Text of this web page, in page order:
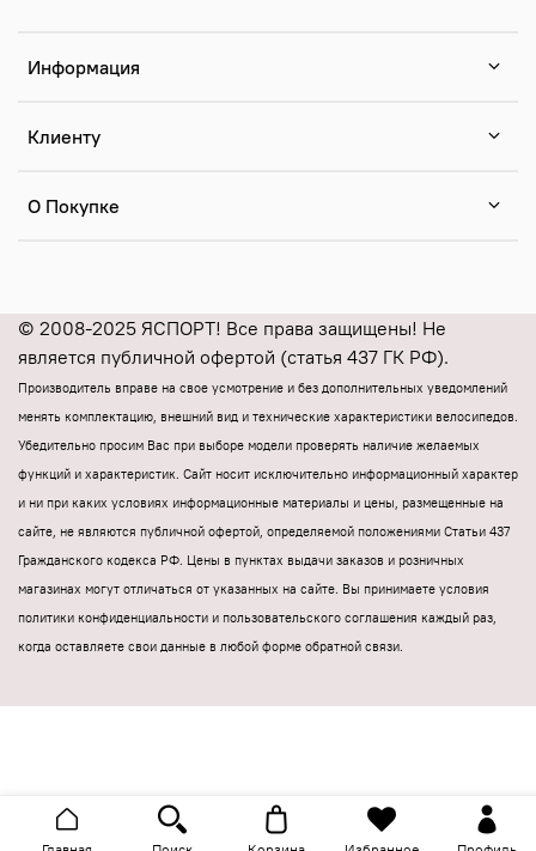
Информация
Клиенту
О Покупке
© 2008-2025 ЯСПОРТ! Все права защищены! Не
является публичной офертой (статья 437 ГК РФ).
Производитель вправе на свое усмотрение и без дополнительных уведомлений
менять комплектацию, внешний вид и технические характеристики велосипедов.
Убедительно просим Вас при выборе модели проверять наличие желаемых
функций и характеристик. Cайт носит исключительно информационный характер
и ни при каких условиях информационные материалы и цены, размещенные на
сайте, не являются публичной офертой, определяемой положениями Статьи 437
Гражданского кодекса РФ. Цены в пунктах выдачи заказов и розничных
магазинах могут отличаться от указанных на сайте. Вы принимаете условия
политики конфиденциальности и пользовательского соглашения каждый раз,
когда оставляете свои данные в любой форме обратной связи.